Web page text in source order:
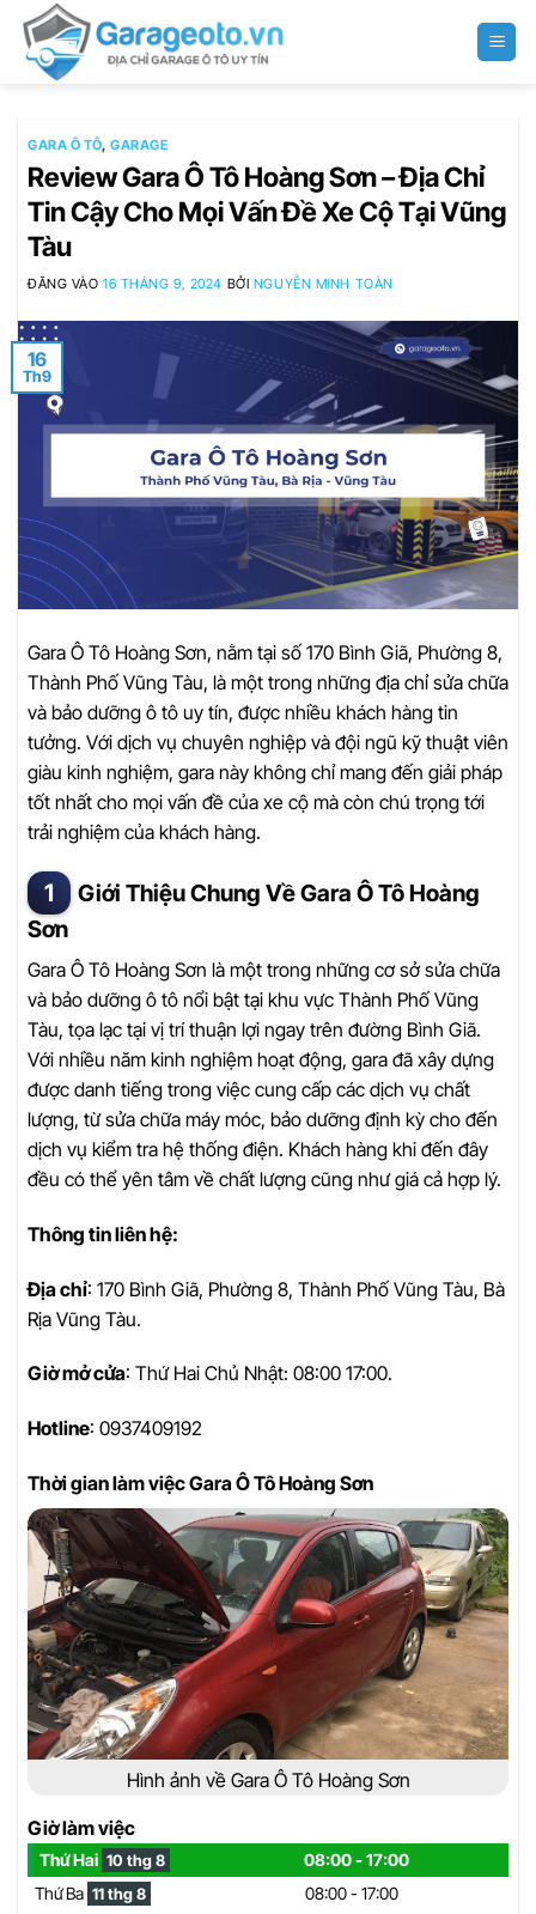
qua
GARA Ô TÔ,GARAGE
Review Gara Ô Tô Hoàng Sơn – Địa Chỉ
Tin Cậy Cho Mọi Vấn Đề Xe Cộ Tại Vũng
Tàu
ĐĂNG VÀO16 THÁNG 9, 2024 BỞI NGUYỄN MINH TOÀN
16
Th9
Gara Ô Tô Hoàng Sơn, nằm tại số 170 Bình Giã, Phường 8,
Thành Phố Vũng Tàu, là một trong những địa chỉ sửa chữa
và bảo dưỡng ô tô uy tín, được nhiều khách hàng tin
tưởng. Với dịch vụ chuyên nghiệp và đội ngũ kỹ thuật viên
giàu kinh nghiệm, gara này không chỉ mang đến giải pháp
tốt nhất cho mọi vấn đề của xe cộ mà còn chú trọng tới
trải nghiệm của khách hàng.
Giới Thiệu Chung Về Gara Ô Tô Hoàng
Sơn
Gara Ô Tô Hoàng Sơn là một trong những cơ sở sửa chữa
và bảo dưỡng ô tô nổi bật tại khu vực Thành Phố Vũng
Tàu, tọa lạc tại vị trí thuận lợi ngay trên đường Bình Giã.
Với nhiều năm kinh nghiệm hoạt động, gara đã xây dựng
được danh tiếng trong việc cung cấp các dịch vụ chất
lượng, từ sửa chữa máy móc, bảo dưỡng định kỳ cho đến
dịch vụ kiểm tra hệ thống điện. Khách hàng khi đến đây
đều có thể yên tâm về chất lượng cũng như giá cả hợp lý.
Thông tin liên hệ:
Địa chỉ: 170 Bình Giã, Phường 8, Thành Phố Vũng Tàu, Bà
Rịa Vũng Tàu.
Giờ mở cửa: Thứ Hai Chủ Nhật: 08:00 17:00.
Hotline: 0937409192
Thời gian làm việc Gara Ô Tô Hoàng Sơn
Hình ảnh về Gara Ô Tô Hoàng Sơn
Giờ làm việc
Thứ Hai 10 thg 8
08:00 - 17:00
Thứ Ba 11 thg 8
08:00 - 17:00